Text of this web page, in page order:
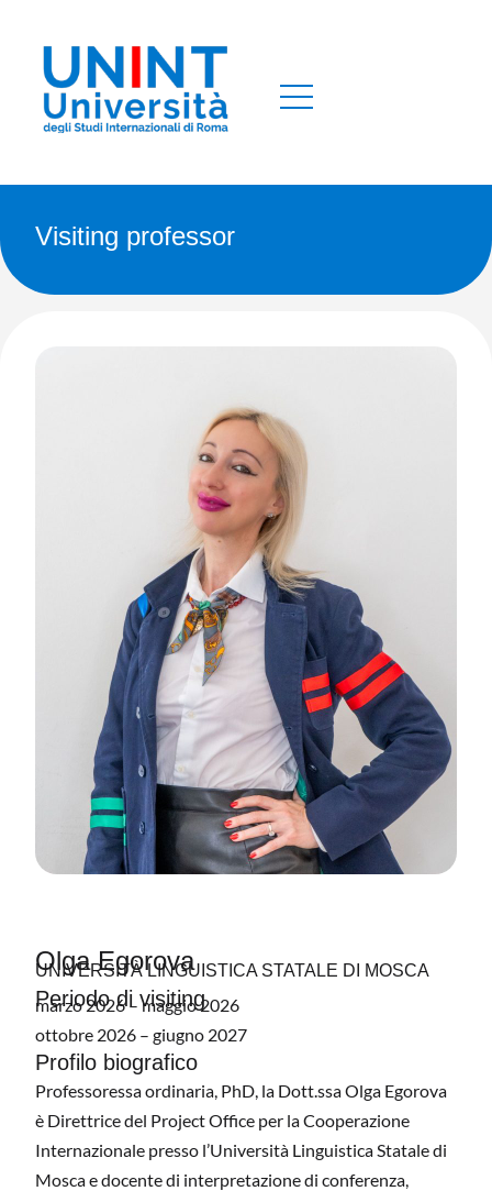
Visiting professor
Olga Egorova
UNIVERSITÀ LINGUISTICA STATALE DI MOSCA
Periodo di visiting
marzo 2026 – maggio 2026
ottobre 2026 – giugno 2027
Profilo biografico
Professoressa ordinaria, PhD, la Dott.ssa Olga Egorova
è Direttrice del Project Office per la Cooperazione
Internazionale presso l’Università Linguistica Statale di
Mosca e docente di interpretazione di conferenza,